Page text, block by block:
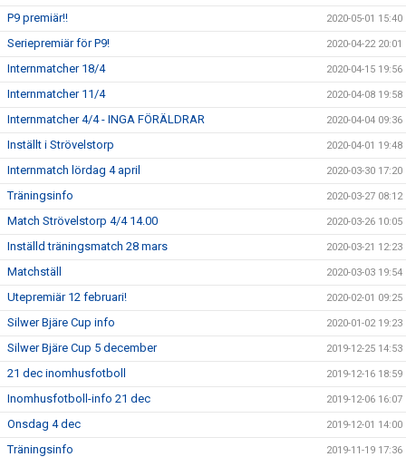
P9 premiär!! 2020-05-01 15:40
Seriepremiär för P9! 2020-04-22 20:01
Internmatcher 18/4 2020-04-15 19:56
Internmatcher 11/4 2020-04-08 19:58
Internmatcher 4/4 - INGA FÖRÄLDRAR 2020-04-04 09:36
Inställt i Strövelstorp 2020-04-01 19:48
Internmatch lördag 4 april 2020-03-30 17:20
Träningsinfo 2020-03-27 08:12
Match Strövelstorp 4/4 14.00 2020-03-26 10:05
Inställd träningsmatch 28 mars 2020-03-21 12:23
Matchställ 2020-03-03 19:54
Utepremiär 12 februari! 2020-02-01 09:25
Silwer Bjäre Cup info 2020-01-02 19:23
Silwer Bjäre Cup 5 december 2019-12-25 14:53
21 dec inomhusfotboll 2019-12-16 18:59
Inomhusfotboll-info 21 dec 2019-12-06 16:07
Onsdag 4 dec 2019-12-01 14:00
Träningsinfo 2019-11-19 17:36